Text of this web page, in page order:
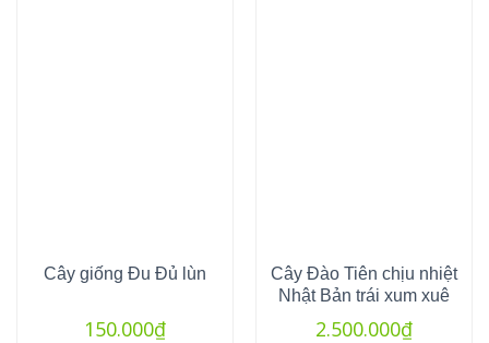
Cây giống Đu Đủ lùn
150.000₫
Cây Đào Tiên chịu nhiệt
Nhật Bản trái xum xuê
2.500.000₫